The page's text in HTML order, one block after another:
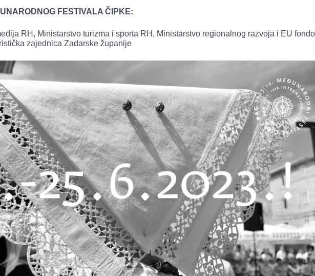
FESTIVALA ČIPKE:
RH, Ministarstvo turizma i sporta RH, Ministarstvo regionalnog razvoja i EU
zajednica Zadarske županije